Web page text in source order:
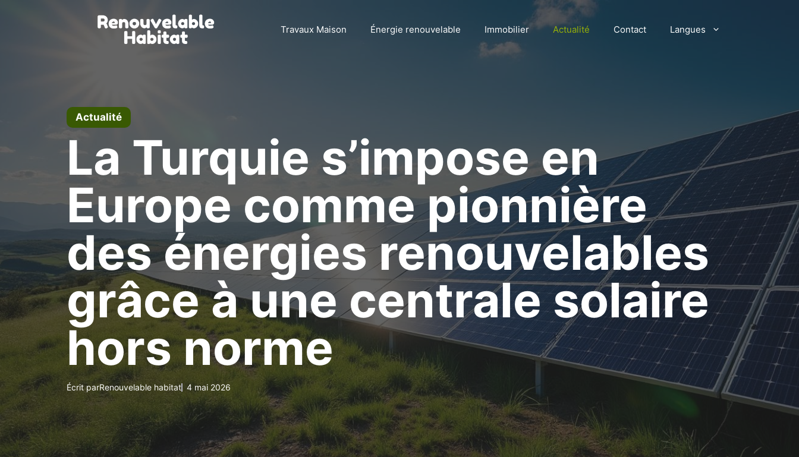
Travaux Maison Énergie renouvelable Immobilier Actualité Contact Langues
Actualité
La Turquie s’impose en
Europe comme pionnière
des énergies renouvelables
grâce à une centrale solaire
hors norme
Écrit parRenouvelable habitat 4 mai 2026